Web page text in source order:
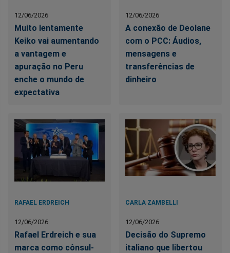
12/06/2026
Muito lentamente
Keiko vai aumentando
a vantagem e
apuração no Peru
enche o mundo de
expectativa
12/06/2026
A conexão de Deolane
com o PCC: Áudios,
mensagens e
transferências de
dinheiro
RAFAEL ERDREICH
12/06/2026
Rafael Erdreich e sua
marca como cônsul-
CARLA ZAMBELLI
12/06/2026
Decisão do Supremo
italiano que libertou